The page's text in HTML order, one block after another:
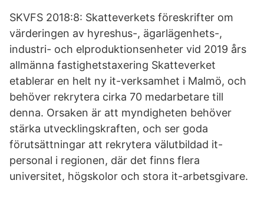
SKVFS 2018:8: Skatteverkets föreskrifter om
värderingen av hyreshus-, ägarlägenhets-,
industri- och elproduktionsenheter vid 2019 års
allmänna fastighetstaxering Skatteverket
etablerar en helt ny it-verksamhet i Malmö, och
behöver rekrytera cirka 70 medarbetare till
denna. Orsaken är att myndigheten behöver
stärka utvecklingskraften, och ser goda
förutsättningar att rekrytera välutbildad it-
personal i regionen, där det finns flera
universitet, högskolor och stora it-arbetsgivare.